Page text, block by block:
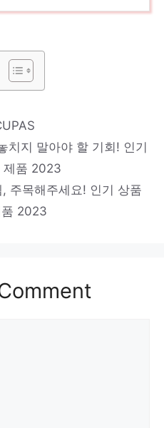
시킨 新인류, 넷플릭
치지 말아야 할 기회! 인기
제품 2023
주목해주세요! 인기 상품
2023